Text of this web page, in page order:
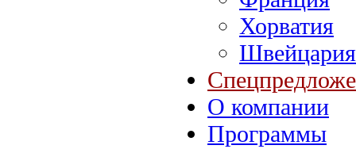
Хорватия
Швейцария
О компании
Программы